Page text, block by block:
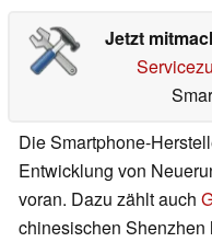
Jetzt
Die Smartphone-
Entwicklung von
voran. Dazu zählt auch
chinesischen